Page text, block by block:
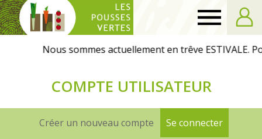
Pousses
Vertes
COMPTE UTILISATEUR
OngletsCréer un nouveau compte Se connecter(onglet